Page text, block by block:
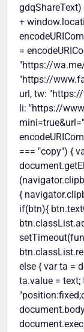
+
=
"https://
"https://
url, tw:
li: "https://
=== "copy") {
{
if(btn){
else { var ta =
ta.value = text;